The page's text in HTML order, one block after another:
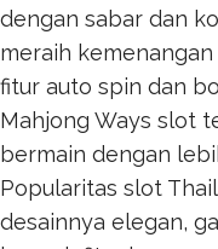
dengan sabar dan
meraih
fitur auto spin dan
Mahjong Ways slot
bermain dengan
Popularitas slot
desainnya elegan,